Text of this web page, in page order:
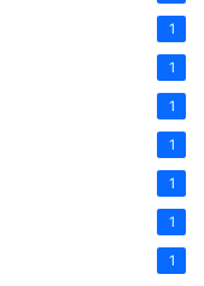
1
1
1
1
1
1
1